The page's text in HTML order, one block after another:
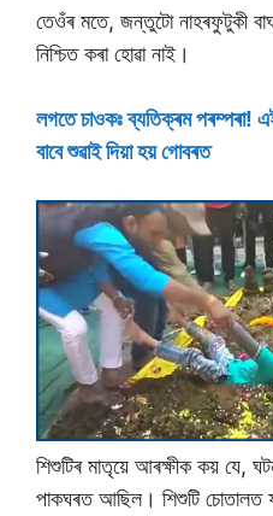
তেওঁৰ মতে, জন্তুটো নাহৰফুটুকী
নিশ্চিত কৰা হোৱা নাই।
লগতে চাওকঃ ব্যতিক্ৰম পৰম্পৰা!
বাবে শুৱাই দিয়া হয় গোবৰত
শিশুটিৰ মাতৃয়ে আৰক্ষীক কয় যে,
পাকঘৰত আছিল। শিশুটি চোতালত